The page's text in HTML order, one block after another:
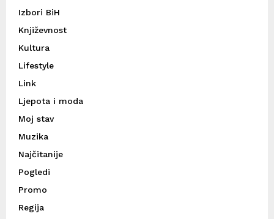
Izbori BiH
Književnost
Kultura
Lifestyle
Link
Ljepota i moda
Moj stav
Muzika
Najčitanije
Pogledi
Promo
Regija